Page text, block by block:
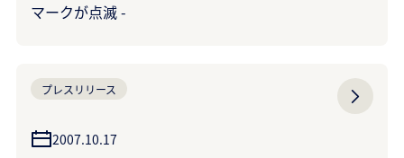
マークが点滅 -
プレスリリース
2007.10.17